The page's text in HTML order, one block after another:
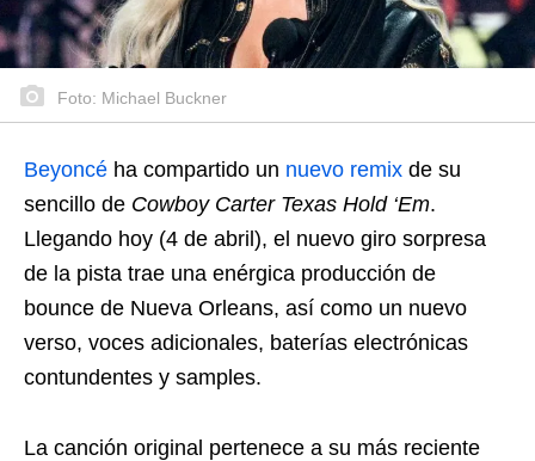
Foto: Michael Buckner
Beyoncé ha compartido un nuevo remix de su
sencillo de Cowboy Carter Texas Hold ‘Em.
Llegando hoy (4 de abril), el nuevo giro sorpresa
de la pista trae una enérgica producción de
bounce de Nueva Orleans, así como un nuevo
verso, voces adicionales, baterías electrónicas
contundentes y samples.
La canción original pertenece a su más reciente